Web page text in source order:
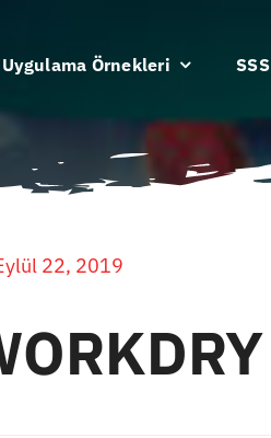
Uygulama Örnekleri SSS
22, 2019